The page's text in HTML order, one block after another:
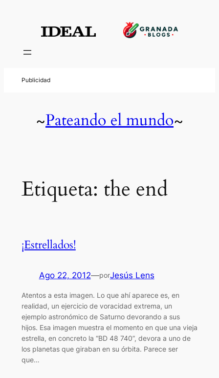
contenido
~Pateando el mundo~
Etiqueta: the end
¡Estrellados!
Ago 22, 2012—porJesús Lens
Atentos a esta imagen. Lo que ahí aparece es, en
realidad, un ejercicio de voracidad extrema, un
ejemplo astronómico de Saturno devorando a sus
hijos. Esa imagen muestra el momento en que una vieja
estrella, en concreto la “BD 48 740”, devora a uno de
los planetas que giraban en su órbita. Parece ser
que…